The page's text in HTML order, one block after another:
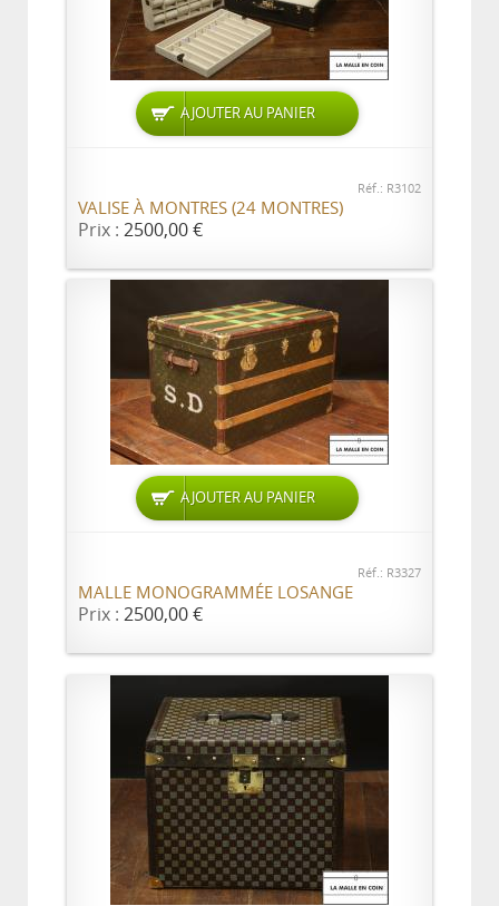
AJOUTER AU PANIER
Réf.: R3102
VALISE À MONTRES (24 MONTRES)
Prix : 2500,00 €
AJOUTER AU PANIER
Réf.: R3327
MALLE MONOGRAMMÉE LOSANGE
Prix : 2500,00 €